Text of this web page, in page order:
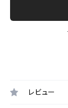
レビュー